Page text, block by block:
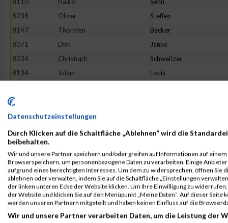
8238
Oliver Steffen
8147
Thorsten Becker
8071
Dirk Janke
8234
Christoph Schweitzer
8134
Julian Louis
8102
8111
Serkan
8009
Christian Gersing
8140
8219
Joshua Pohl
8026
Cédric Roth
8200
Tobias Luxenburger
8220
Imre Polgar
8148
Pascal Bennoit
Datenschutzeinstellungen
Durch Klicken auf die Schaltfläche „Ablehnen“ wird die
beibehalten.
Wir und unsere Partner speichern und/oder greifen auf Informationen auf einem
Browserspeichern, um personenbezogene Daten zu verarbeiten. Einige
aufgrund eines berechtigten Interesses. Um dem zu widersprechen, öffnen Sie
ablehnen oder verwalten, indem Sie auf die Schaltfläche „Einstellungen
der linken unteren Ecke der Website klicken. Um Ihre Einwilligung zu
der Website und klicken Sie auf den Menüpunkt „Meine Daten“. Auf dieser
werden unseren Partnern mitgeteilt und haben keinen Einfluss auf die
Wir und unsere Partner verarbeiten Daten, um die Leistung der